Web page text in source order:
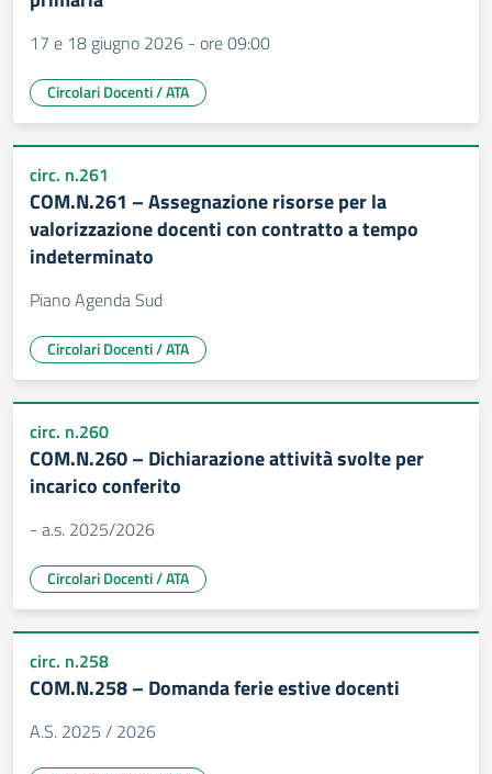
17 e 18 giugno 2026 - ore 09:00
Circolari Docenti / ATA
circ. n.261
COM.N.261 – Assegnazione risorse per la
valorizzazione docenti con contratto a tempo
indeterminato
Piano Agenda Sud
Circolari Docenti / ATA
circ. n.260
COM.N.260 – Dichiarazione attività svolte per
incarico conferito
- a.s. 2025/2026
Circolari Docenti / ATA
circ. n.258
COM.N.258 – Domanda ferie estive docenti
A.S. 2025 / 2026